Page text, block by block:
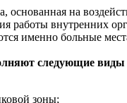
основанная на
работы внутренних
именно больные
следующие виды
зоны;